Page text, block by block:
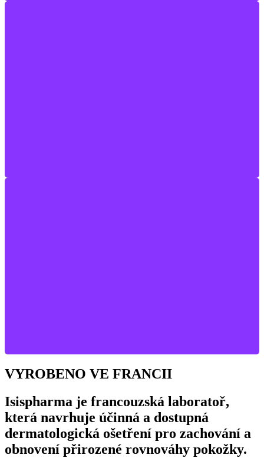
VYROBENO VE FRANCII
Isispharma je francouzská laboratoř,
která navrhuje účinná a dostupná
dermatologická ošetření pro zachování a
obnovení přirozené rovnováhy pokožky.